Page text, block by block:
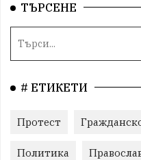
ТЪРСЕНЕ
# ЕТИКЕТИ
Протест
Политика